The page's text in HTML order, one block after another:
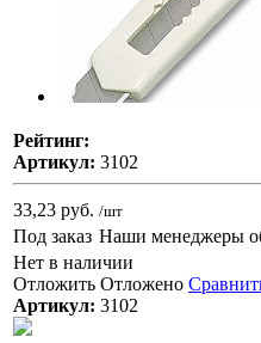
Рейтинг:
Артикул: 3102
33,23 руб. /шт
Под заказ Наши менеджеры
Нет в наличии
Отложить Отложено
Артикул: 3102